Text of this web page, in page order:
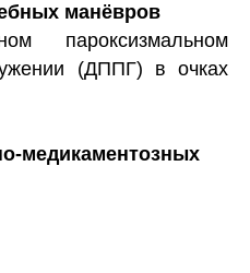
манёвров
пароксизмальном
(ДППГ) в очках
медикаментозных